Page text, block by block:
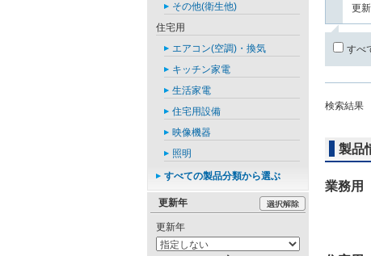
更
すべ
検索結果
製品
業務用
その他(衛生他)
住宅用
エアコン(空調)・換気
キッチン家電
生活家電
住宅用設備
映像機器
照明
すべての製品分類から選ぶ
更新年
更新年